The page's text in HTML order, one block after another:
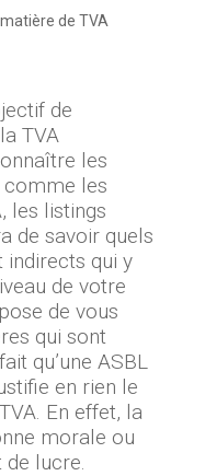
de TVA
de
TVA
les
les
les listings
de savoir quels
qui y
de votre
de vous
qui sont
qu’une ASBL
en rien le
En effet, la
morale ou
de lucre.